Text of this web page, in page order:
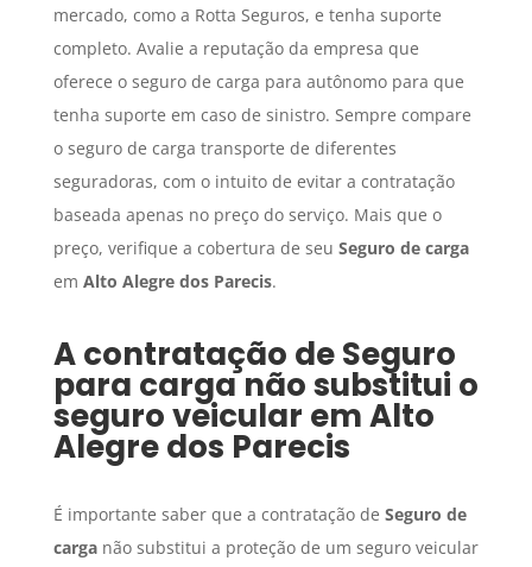
mercado, como a Rotta Seguros, e tenha suporte
completo. Avalie a reputação da empresa que
oferece o seguro de carga para autônomo para que
tenha suporte em caso de sinistro. Sempre compare
o seguro de carga transporte de diferentes
seguradoras, com o intuito de evitar a contratação
baseada apenas no preço do serviço. Mais que o
preço, verifique a cobertura de seu Seguro de carga
em Alto Alegre dos Parecis.
A contratação deSeguro
para carganão substitui o
seguro veicular emAlto
Alegre dos Parecis
É importante saber que a contratação de Seguro de
carganão substitui a proteção de um seguro veicular